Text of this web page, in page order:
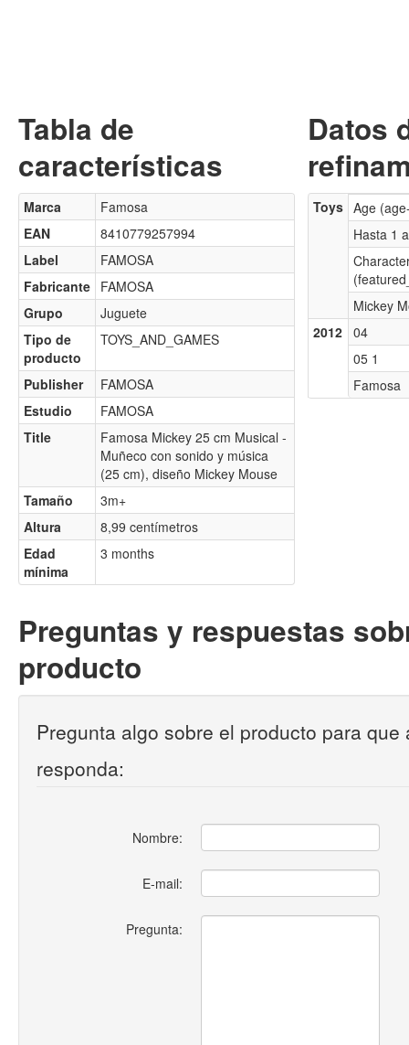
Tabla de
características
Marca
Famosa
EAN
8410779257994
Label
FAMOSA
Fabricante FAMOSA
Grupo
Juguete
Tipo de
producto
TOYS_AND_GAMES
Publisher
FAMOSA
Estudio
FAMOSA
Title
Famosa Mickey 25 cm Musical -
Muñeco con sonido y música
(25 cm), diseño Mickey Mouse
Tamaño
3m+
Altura
8,99 centímetros
Edad
mínima
3 months
Datos
Toys Age
Hasta 1
Mickey
2012
04
05 1
Famosa
Preguntas y respuestas
producto
Pregunta algo sobre el producto para que
responda:
Nombre:
E-mail:
Pregunta: